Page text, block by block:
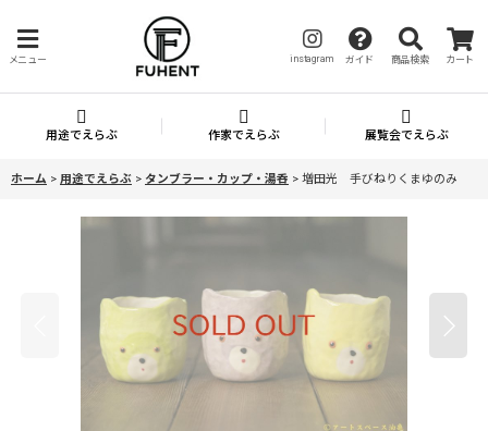
メニュー instagram ガイド 商品検索 カート
用途でえらぶ 作家でえらぶ 展覧会でえらぶ
ホーム > 用途でえらぶ > タンブラー・カップ・湯呑 > 増田光 手びねりくまゆのみ